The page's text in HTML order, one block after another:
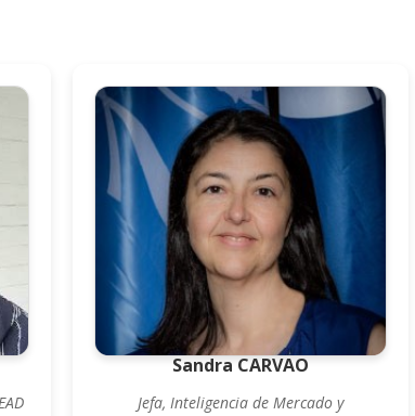
Sandra CARVAO
Jefa, Inteligencia de Mercado y